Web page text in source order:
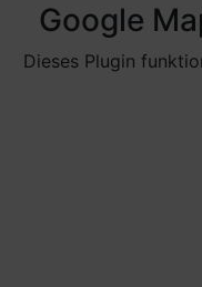
Google
Dieses Plugin